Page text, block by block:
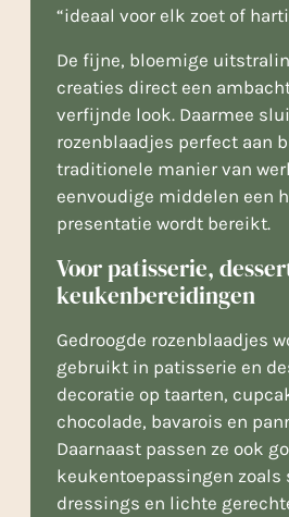
“ideaal voor elk zoet of
De fijne, bloemige
creaties direct een
verfijnde look. Daarmee
rozenblaadjes perfect aan
traditionele manier van
eenvoudige middelen een
presentatie wordt bereikt.
Voor patisserie,
keukenbereidingen
Gedroogde rozenblaadjes
gebruikt in patisserie en
decoratie op taarten,
chocolade, bavarois en
Daarnaast passen ze ook
keukentoepassingen zoals
dressings en lichte